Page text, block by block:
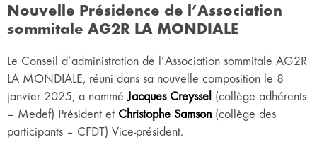
Nouvelle Présidence de l’Association
sommitale AG2R LA MONDIALE
Le Conseil d’administration de l’Association sommitale AG2R
LA MONDIALE, réuni dans sa nouvelle composition le 8
janvier 2025, a nommé Jacques Creyssel (collège adhérents
– Medef) Président et Christophe Samson (collège des
participants – CFDT) Vice-président.